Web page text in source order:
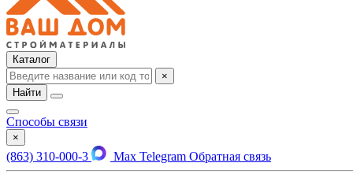
Каталог
×
Найти
Способы связи
×
(863) 310-000-3 Max Telegram Обратная связь